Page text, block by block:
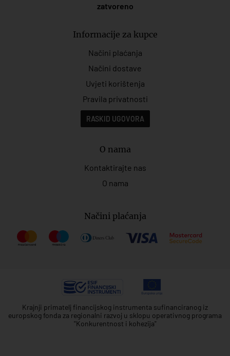
zatvoreno
Informacije za kupce
Načini plaćanja
Načini dostave
Uvjeti korištenja
Pravila privatnosti
RASKID UGOVORA
O nama
Kontaktirajte nas
O nama
Načini plaćanja
Krajnji primatelj financijskog instrumenta sufinanciranog iz
europskog fonda za regionalni razvoj u sklopu operativnog programa
"Konkurentnost i kohezija"